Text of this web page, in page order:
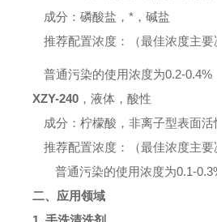
成分：磷酸盐，*，碱盐
推荐配置浓度：（最佳浓度主
普通污染的使用浓度为0.2-0.4%
XZY-240 ，液体，酸性
成分：柠檬酸，非离子型表面
推荐配置浓度：（最佳浓度主
普通污染的使用浓度为0.1-
二、应用领域